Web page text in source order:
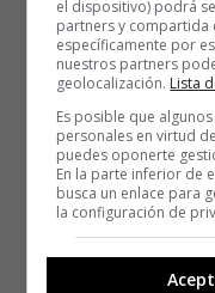
¿Te
50
15
5
el dispositivo) podrá
partners y compartida
específicamente por
nuestros partners
geolocalización. Lista
Es posible que
personales en virtud
puedes oponerte
En la parte inferior de
busca un enlace para
la configuración de